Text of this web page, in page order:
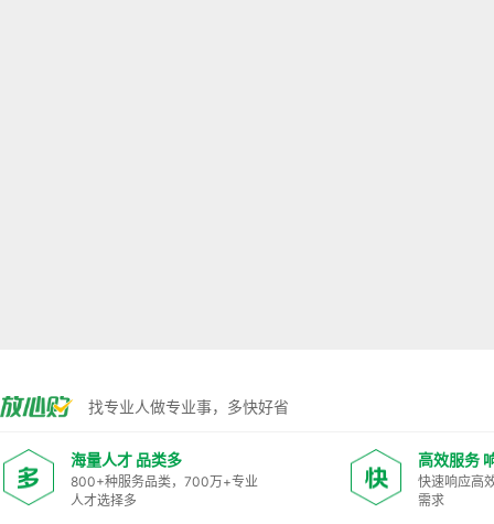
找专业人做专业事，多快好省
海量人才 品类多
800+种服务品类，700万+专业
人才选择多
高效服务
快速响应高
需求